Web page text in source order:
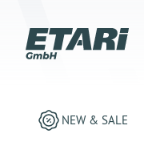
NEW & SALE